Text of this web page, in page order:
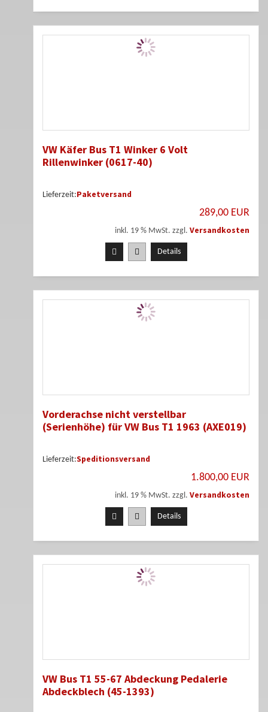
VW Käfer Bus T1 Winker 6 Volt
Rillenwinker (0617-40)
Lieferzeit:Paketversand
289,00 EUR
inkl. 19 % MwSt. zzgl. Versandkosten
Details
Vorderachse nicht verstellbar
(Serienhöhe) für VW Bus T1 1963 (AXE019)
Lieferzeit:Speditionsversand
1.800,00 EUR
inkl. 19 % MwSt. zzgl. Versandkosten
Details
VW Bus T1 55-67 Abdeckung Pedalerie
Abdeckblech (45-1393)